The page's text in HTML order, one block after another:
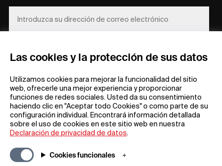
Las cookies y la protección de sus datos
Utilizamos cookies para mejorar la funcionalidad del sitio
web, ofrecerle una mejor experiencia y proporcionar
funciones de redes sociales. Usted da su consentimiento
haciendo clic en "Aceptar todo Cookies" o como parte de su
configuración individual. Encontrará información detallada
sobre el uso de cookies en este sitio web en nuestra
Declaración de privacidad de datos.
Cookies funcionales
Información general
Descargas
Empresa
Noticias y
REGÍSTRESE